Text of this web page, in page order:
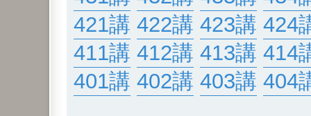
421講 422講 423講 424
411講 412講 413講 414
401講 402講 403講 404